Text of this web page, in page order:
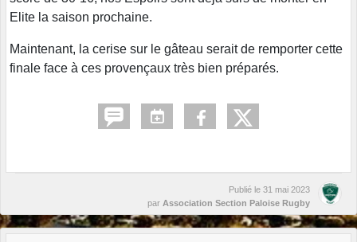
Elite la saison prochaine.
Maintenant, la cerise sur le gâteau serait de remporter cette
finale face à ces provençaux très bien préparés.
Publié le 31 mai 2023
par Association Section Paloise Rugby